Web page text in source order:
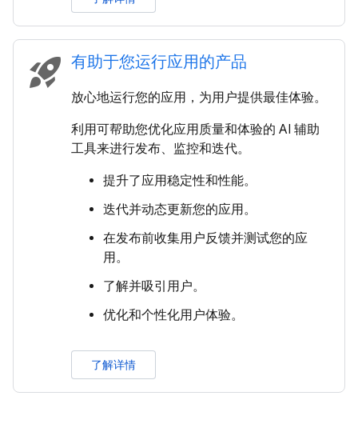
rocket_launch 有助于您运行应用的产品
放心地运行您的应用，为用户提供最佳体验。
利用可帮助您优化应用质量和体验的 AI 辅助
工具来进行发布、监控和迭代。
提升了应用稳定性和性能。
迭代并动态更新您的应用。
在发布前收集用户反馈并测试您的应
用。
了解并吸引用户。
优化和个性化用户体验。
了解详情